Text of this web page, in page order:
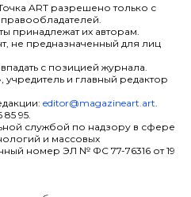
ART разрешено только с
принадлежат их авторам.
не предназначенный для лиц
с позицией журнала.
учредитель и главный редактор
editor@magazineart.art.
95.
службой по надзору в сфере
и массовых
номер ЭЛ № ФС 77-76316 от 19